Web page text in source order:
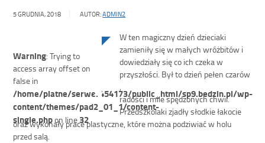
5 GRUDNIA, 2018 AUTOR:ADMIN2
Warning: Trying to
access array offset on
false in
/home/platne/serwer454173/public_html/sp9.bedzin.pl/wp-
content/themes/pad2_01_1/content-
single.phpon line 32
W ten magiczny dzień dzieciaki
zamieniły się w małych wróżbitów i
dowiedziały się co ich czeka w
przyszłości. Był to dzień pełen czarów
,
radości i mile spędzonych chwil.
Przedszkolaki zjadły słodkie łakocie
oraz wykonały prace plastyczne, które można podziwiać w holu
przed salą.